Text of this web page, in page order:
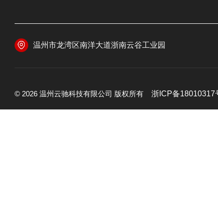
温州市龙湾区南洋大道浙南云谷工业园
© 2026 温州云驰科技有限公司 版权所有 浙ICP备18010317